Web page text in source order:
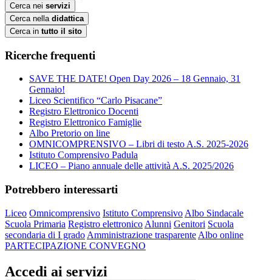
Cerca nei servizi
Cerca nella didattica
Cerca in tutto il sito
Ricerche frequenti
SAVE THE DATE! Open Day 2026 – 18 Gennaio, 31
Gennaio!
Liceo Scientifico “Carlo Pisacane”
Registro Elettronico Docenti
Registro Elettronico Famiglie
Albo Pretorio on line
OMNICOMPRENSIVO – Libri di testo A.S. 2025-2026
Istituto Comprensivo Padula
LICEO – Piano annuale delle attività A.S. 2025/2026
Potrebbero interessarti
Liceo Omnicomprensivo Istituto Comprensivo Albo Sindacale
Scuola Primaria Registro elettronico Alunni Genitori Scuola
secondaria di I grado Amministrazione trasparente Albo online
PARTECIPAZIONE CONVEGNO
Accedi ai servizi